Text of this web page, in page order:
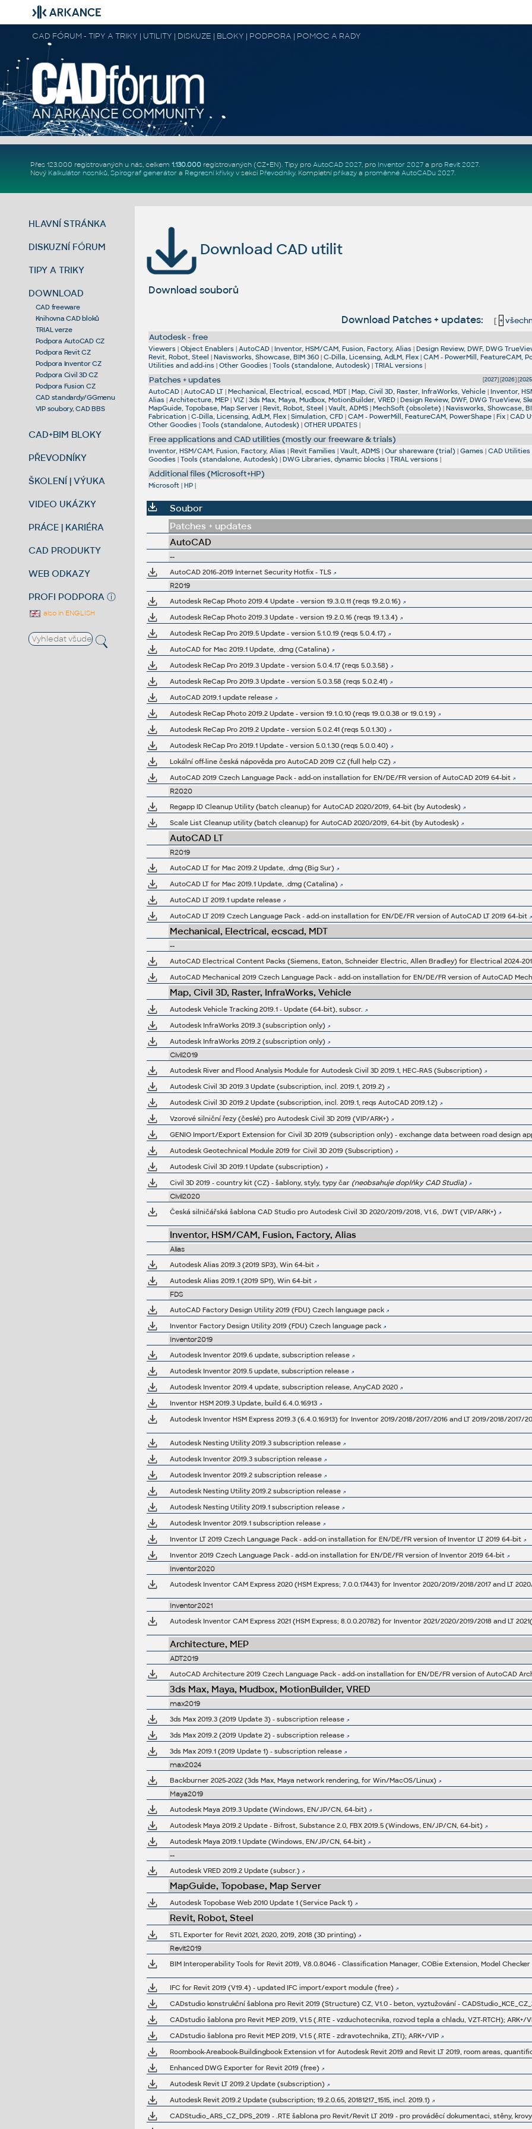
CAD FÓRUM - TIPY A TRIKY | UTILITY | DISKUZE | BLOKY | PODPORA | POMOC A RADY
Přes 123.000 registrovaných u nás, celkem 1.130.000registrovaných (CZ+EN). Tipy pro AutoCAD 2027, pro Inventor 2027a pro Revit 2027.
Nový Kalkulátor nosníků, Spirograf generátor a Regresní křivkyv sekci Převodníky. Kompletní příkazya proměnné AutoCADu 2027.
HLAVNÍ STRÁNKA
DISKUZNÍ FÓRUM
TIPY A TRIKY
DOWNLOAD
CAD freeware
Knihovna CAD bloků
TRIAL verze
Podpora AutoCAD CZ
Podpora Revit CZ
Podpora Inventor CZ
Podpora Civil 3D CZ
Podpora Fusion CZ
CAD standardy/GGmenu
VIP soubory, CAD BBS
CAD+BIM BLOKY
PŘEVODNÍKY
ŠKOLENÍ | VÝUKA
VIDEO UKÁZKY
PRÁCE | KARIÉRA
CAD PRODUKTY
WEB ODKAZY
PROFI PODPORA ⓘ
also in ENGLISH
Download CAD utilit
Download souborů
Download Patches + updates: [ +
Autodesk - free
Viewers |Object Enablers |AutoCAD |Inventor, HSM/CAM, Fusion, Factory, Alias |Design Review, DWF, DWG
Revit, Robot, Steel |Navisworks, Showcase, BIM 360 |C-Dilla, Licensing, AdLM, Flex |CAM - PowerMill, FeatureCAM,
Utilities and add-ins |Other Goodies |Tools (standalone, Autodesk) |TRIAL versions |
[2027] [2026] [2025
Patches + updates
AutoCAD |AutoCAD LT |Mechanical, Electrical, ecscad, MDT |Map, Civil 3D, Raster, InfraWorks, Vehicle |Inventor,
Alias |Architecture, MEP |VIZ |3ds Max, Maya, Mudbox, MotionBuilder, VRED |Design Review, DWF, DWG TrueView,
MapGuide, Topobase, Map Server |Revit, Robot, Steel |Vault, ADMS |MechSoft (obsolete) |Navisworks, Showcase,
Fabrication |C-Dilla, Licensing, AdLM, Flex |Simulation, CFD |CAM - PowerMill, FeatureCAM, PowerShape |Fix |CAD
Other Goodies |Tools (standalone, Autodesk) |OTHER UPDATES |
Free applications and CAD utilities (mostly our freeware & trials)
Inventor, HSM/CAM, Fusion, Factory, Alias |Revit Families |Vault, ADMS |Our shareware (trial) |Games |CAD Utilities
Goodies |Tools (standalone, Autodesk) |DWG Libraries, dynamic blocks |TRIAL versions |
Additional files (Microsoft+HP)
Microsoft |HP |
Soubor
Patches + updates
AutoCAD
--
AutoCAD 2016-2019 Internet Security Hotfix - TLS
R2019
Autodesk ReCap Photo 2019.4 Update - version 19.3.0.11 (reqs 19.2.0.16)
Autodesk ReCap Photo 2019.3 Update - version 19.2.0.16 (reqs 19.1.3.4)
Autodesk ReCap Pro 2019.5 Update - version 5.1.0.19 (reqs 5.0.4.17)
AutoCAD for Mac 2019.1 Update, .dmg (Catalina)
Autodesk ReCap Pro 2019.3 Update - version 5.0.4.17 (reqs 5.0.3.58)
Autodesk ReCap Pro 2019.3 Update - version 5.0.3.58 (reqs 5.0.2.41)
AutoCAD 2019.1 update release
Autodesk ReCap Photo 2019.2 Update - version 19.1.0.10 (reqs 19.0.0.38 or 19.0.1.9)
Autodesk ReCap Pro 2019.2 Update - version 5.0.2.41 (reqs 5.0.1.30)
Autodesk ReCap Pro 2019.1 Update - version 5.0.1.30 (reqs 5.0.0.40)
Lokální off-line česká nápověda pro AutoCAD 2019 CZ (full help CZ)
AutoCAD 2019 Czech Language Pack - add-on installation for EN/DE/FR version of AutoCAD 2019 64-bit
R2020
Regapp ID Cleanup Utility (batch cleanup) for AutoCAD 2020/2019, 64-bit (by Autodesk)
Scale List Cleanup utility (batch cleanup) for AutoCAD 2020/2019, 64-bit (by Autodesk)
AutoCAD LT
R2019
AutoCAD LT for Mac 2019.2 Update, .dmg (Big Sur)
AutoCAD LT for Mac 2019.1 Update, .dmg (Catalina)
AutoCAD LT 2019.1 update release
AutoCAD LT 2019 Czech Language Pack - add-on installation for EN/DE/FR version of AutoCAD LT 2019 64-bit
Mechanical, Electrical, ecscad, MDT
--
AutoCAD Electrical Content Packs (Siemens, Eaton, Schneider Electric, Allen Bradley) for Electrical 2024-
AutoCAD Mechanical 2019 Czech Language Pack - add-on installation for EN/DE/FR version of AutoCAD
Map, Civil 3D, Raster, InfraWorks, Vehicle
Autodesk Vehicle Tracking 2019.1 - Update (64-bit), subscr.
Autodesk InfraWorks 2019.3 (subscription only)
Autodesk InfraWorks 2019.2 (subscription only)
Civil2019
Autodesk River and Flood Analysis Module for Autodesk Civil 3D 2019.1, HEC-RAS (Subscription)
Autodesk Civil 3D 2019.3 Update (subscription, incl. 2019.1, 2019.2)
Autodesk Civil 3D 2019.2 Update (subscription, incl. 2019.1, reqs AutoCAD 2019.1.2)
Vzorové silniční řezy (české) pro Autodesk Civil 3D 2019 (VIP/ARK+)
Autodesk Geotechnical Module 2019 for Civil 3D 2019 (Subscription)
Autodesk Civil 3D 2019.1 Update (subscription)
Civil 3D 2019 - country kit (CZ) - šablony, styly, typy čar (neobsahuje doplňky CAD Studia)
Civil2020
Česká silničářská šablona CAD Studio pro Autodesk Civil 3D 2020/2019/2018, V1.6, .DWT (VIP/ARK+)
Inventor, HSM/CAM, Fusion, Factory, Alias
Alias
Autodesk Alias 2019.3 (2019 SP3), Win 64-bit
Autodesk Alias 2019.1 (2019 SP1), Win 64-bit
FDS
AutoCAD Factory Design Utility 2019 (FDU) Czech language pack
Inventor Factory Design Utility 2019 (FDU) Czech language pack
Inventor2019
Autodesk Inventor 2019.6 update, subscription release
Autodesk Inventor 2019.5 update, subscription release
Autodesk Inventor 2019.4 update, subscription release, AnyCAD 2020
Inventor HSM 2019.3 Update, build 6.4.0.16913
Autodesk Nesting Utility 2019.3 subscription release
Autodesk Inventor 2019.3 subscription release
Autodesk Inventor 2019.2 subscription release
Autodesk Nesting Utility 2019.2 subscription release
Autodesk Nesting Utility 2019.1 subscription release
Autodesk Inventor 2019.1 subscription release
Inventor LT 2019 Czech Language Pack - add-on installation for EN/DE/FR version of Inventor LT 2019 64-bit
Inventor 2019 Czech Language Pack - add-on installation for EN/DE/FR version of Inventor 2019 64-bit
Inventor2020
Inventor2021
Architecture, MEP
ADT2019
AutoCAD Architecture 2019 Czech Language Pack - add-on installation for EN/DE/FR version of AutoCAD
3ds Max, Maya, Mudbox, MotionBuilder, VRED
max2019
3ds Max 2019.3 (2019 Update 3) - subscription release
3ds Max 2019.2 (2019 Update 2) - subscription release
3ds Max 2019.1 (2019 Update 1) - subscription release
max2024
Backburner 2025-2022 (3ds Max, Maya network rendering, for Win/MacOS/Linux)
Maya2019
Autodesk Maya 2019.3 Update (Windows, EN/JP/CN, 64-bit)
Autodesk Maya 2019.2 Update - Bifrost, Substance 2.0, FBX 2019.5 (Windows, EN/JP/CN, 64-bit)
Autodesk Maya 2019.1 Update (Windows, EN/JP/CN, 64-bit)
--
Autodesk VRED 2019.2 Update (subscr.)
MapGuide, Topobase, Map Server
Autodesk Topobase Web 2010 Update 1 (Service Pack 1)
Revit, Robot, Steel
STL Exporter for Revit 2021, 2020, 2019, 2018 (3D printing)
Revit2019
BIM Interoperability Tools for Revit 2019, V8.0.8046 - Classification Manager, COBie Extension, Model
IFC for Revit 2019 (V19.4) - updated IFC import/export module (free)
CADstudio konstrukční šablona pro Revit 2019 (Structure) CZ, V1.0 - beton, vyztužování -
CADstudio šablona pro Revit MEP 2019, V1.5 (.RTE - vzduchotecnika, rozvod tepla a chladu, VZT-RTCH); ARK+/
CADstudio šablona pro Revit MEP 2019, V1.5 (.RTE - zdravotechnika, ZTI); ARK+/VIP
Roombook-Areabook-Buildingbook Extension v1 for Autodesk Revit 2019 and Revit LT 2019, room areas,
Enhanced DWG Exporter for Revit 2019 (free)
Autodesk Revit LT 2019.2 Update (subscription)
Autodesk Revit 2019.2 Update (subscription; 19.2.0.65, 20181217_1515, incl. 2019.1)
CADStudio_ARS_CZ_DPS_2019 - .RTE šablona pro Revit/Revit LT 2019 - pro prováděcí dokumentaci, stěny,